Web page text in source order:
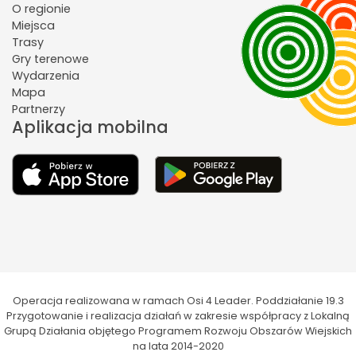
O regionie
Miejsca
Trasy
Gry terenowe
Wydarzenia
Mapa
Partnerzy
Aplikacja mobilna
Operacja realizowana w ramach Osi 4 Leader. Poddziałanie 19.3
Przygotowanie i realizacja działań w zakresie współpracy z Lokalną
Grupą Działania objętego Programem Rozwoju Obszarów Wiejskich
na lata 2014-2020